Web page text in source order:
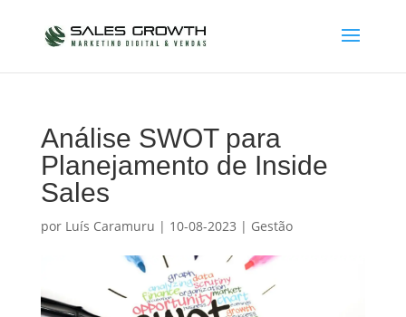
Análise SWOT para
Planejamento de Inside
Sales
por Luís Caramuru | 10-08-2023 | Gestão